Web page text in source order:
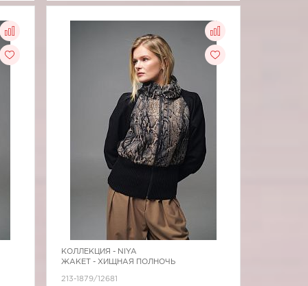
КОЛЛЕКЦИЯ - NIYA
ЖАКЕТ - ХИЩНАЯ ПОЛНОЧЬ
213-1879/12681